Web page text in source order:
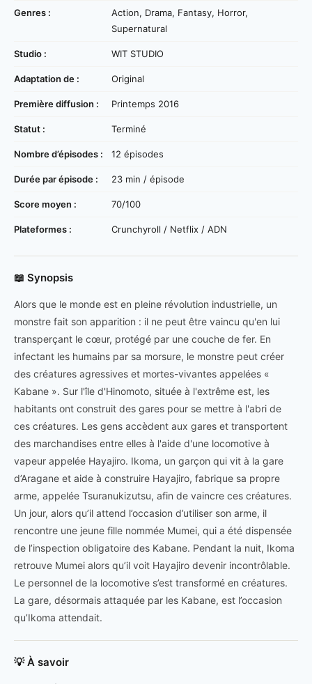
Genres :
Action, Drama, Fantasy, Horror,
Supernatural
Studio : WIT STUDIO
Adaptation de : Original
Première diffusion : Printemps 2016
Statut : Terminé
Nombre d’épisodes : 12 épisodes
Durée par épisode : 23 min / épisode
Score moyen : 70/100
Plateformes : Crunchyroll / Netflix / ADN
📖 Synopsis
Alors que le monde est en pleine révolution industrielle, un
monstre fait son apparition : il ne peut être vaincu qu'en lui
transperçant le cœur, protégé par une couche de fer. En
infectant les humains par sa morsure, le monstre peut créer
des créatures agressives et mortes-vivantes appelées «
Kabane ». Sur l'île d'Hinomoto, située à l'extrême est, les
habitants ont construit des gares pour se mettre à l'abri de
ces créatures. Les gens accèdent aux gares et transportent
des marchandises entre elles à l'aide d'une locomotive à
vapeur appelée Hayajiro. Ikoma, un garçon qui vit à la gare
d’Aragane et aide à construire Hayajiro, fabrique sa propre
arme, appelée Tsuranukizutsu, afin de vaincre ces créatures.
Un jour, alors qu’il attend l’occasion d’utiliser son arme, il
rencontre une jeune fille nommée Mumei, qui a été dispensée
de l’inspection obligatoire des Kabane. Pendant la nuit, Ikoma
retrouve Mumei alors qu’il voit Hayajiro devenir incontrôlable.
Le personnel de la locomotive s’est transformé en créatures.
La gare, désormais attaquée par les Kabane, est l’occasion
qu’Ikoma attendait.
💡 À savoir